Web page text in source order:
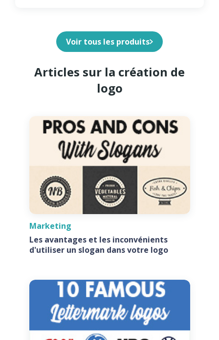
Voir tous les produits
Articles sur la création de
logo
Marketing
Les avantages et les inconvénients
d'utiliser un slogan dans votre logo